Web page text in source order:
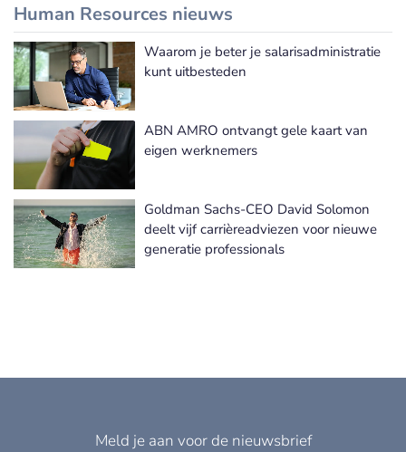
Human Resources nieuws
Meer Human Resources nieuws
Waarom je beter je salarisadministratie
kunt uitbesteden
ABN AMRO ontvangt gele kaart van
eigen werknemers
Goldman Sachs-CEO David Solomon
deelt vijf carrièreadviezen voor nieuwe
generatie professionals
Meld je aan voor de nieuwsbrief